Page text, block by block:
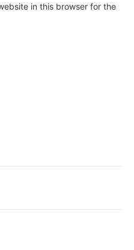
in this browser for the